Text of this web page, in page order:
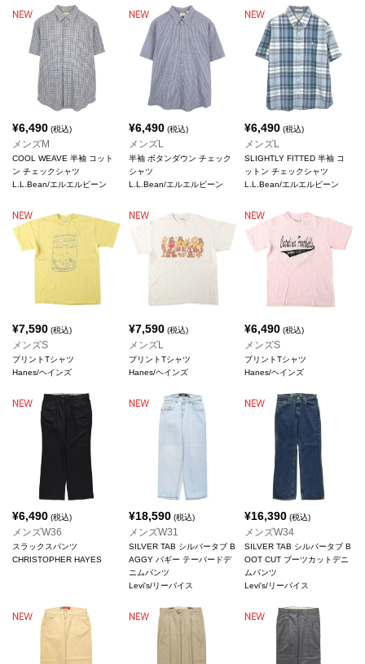
¥6,490 (税込)
メンズM
COOL WEAVE 半袖 コット
ン チェックシャツ
L.L.Bean/エルエルビーン
¥6,490(税込)
メンズL
半袖 ボタンダウン チェック
シャツ
L.L.Bean/エルエルビーン
¥6,490 (税込)
メンズL
SLIGHTLY FITTED 半袖 コ
ットン チェックシャツ
L.L.Bean/エルエルビーン
¥7,590 (税込)
メンズS
プリントTシャツ
Hanes/ヘインズ
¥7,590(税込)
メンズL
プリントTシャツ
Hanes/ヘインズ
¥6,490 (税込)
メンズS
プリントTシャツ
Hanes/ヘインズ
¥6,490 (税込)
メンズW36
スラックスパンツ
CHRISTOPHER HAYES
¥18,590(税込)
メンズW31
SILVER TAB シルバータブ B
AGGY バギー テーパードデ
ニムパンツ
Levi's/リーバイス
¥16,390 (税込)
メンズW34
SILVER TAB シルバータブ B
OOT CUT ブーツカットデニ
ムパンツ
Levi's/リーバイス